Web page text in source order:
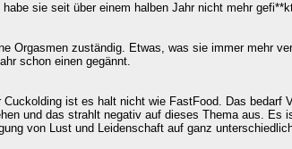
sie seit über einem halben Jahr nicht mehr
Orgasmen zuständig. Etwas, was sie immer mehr
schon einen gegännt.
ist es halt nicht wie FastFood. Das
und das strahlt negativ auf dieses Thema aus.
von Lust und Leidenschaft auf ganz